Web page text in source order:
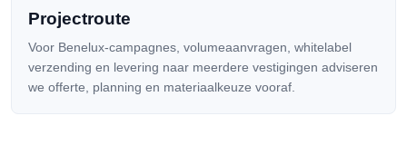
Projectroute
Voor Benelux-campagnes, volumeaanvragen, whitelabel
verzending en levering naar meerdere vestigingen adviseren
we offerte, planning en materiaalkeuze vooraf.